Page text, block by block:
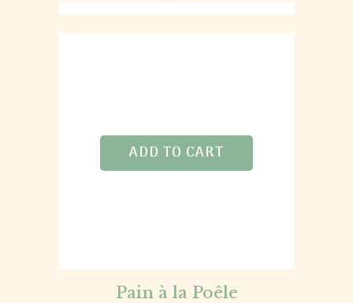
ADD TO CART
Pain à la Poêle